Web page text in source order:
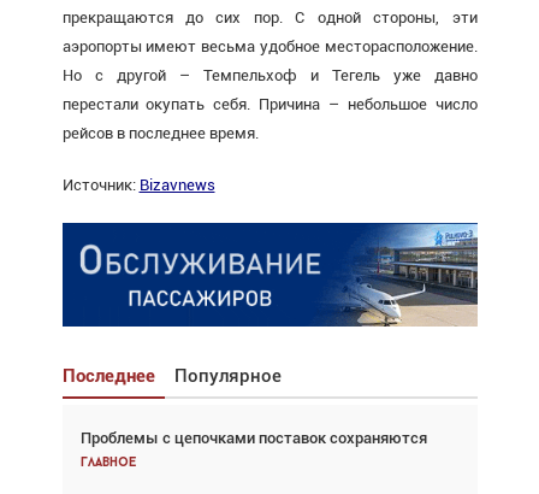
прекращаются до сих пор. С одной стороны, эти
аэропорты имеют весьма удобное месторасположение.
Но с другой – Темпельхоф и Тегель уже давно
перестали окупать себя. Причина – небольшое число
рейсов в последнее время.
Источник: Bizavnews
Последнее Популярное
Проблемы с цепочками поставок сохраняются
Главное
Взгляд с высоты: тандем вертолётов и БПЛА в
спасательных операциях